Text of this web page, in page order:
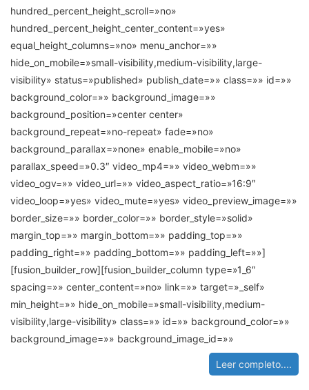
hundred_percent_height_scroll=»no»
hundred_percent_height_center_content=»yes»
equal_height_columns=»no» menu_anchor=»»
hide_on_mobile=»small-visibility,medium-visibility,large-
visibility» status=»published» publish_date=»» class=»» id=»»
background_color=»» background_image=»»
background_position=»center center»
background_repeat=»no-repeat» fade=»no»
background_parallax=»none» enable_mobile=»no»
parallax_speed=»0.3″ video_mp4=»» video_webm=»»
video_ogv=»» video_url=»» video_aspect_ratio=»16:9″
video_loop=»yes» video_mute=»yes» video_preview_image=»»
border_size=»» border_color=»» border_style=»solid»
margin_top=»» margin_bottom=»» padding_top=»»
padding_right=»» padding_bottom=»» padding_left=»»]
[fusion_builder_row][fusion_builder_column type=»1_6″
spacing=»» center_content=»no» link=»» target=»_self»
min_height=»» hide_on_mobile=»small-visibility,medium-
visibility,large-visibility» class=»» id=»» background_color=»»
background_image=»» background_image_id=»»
Leer completo....